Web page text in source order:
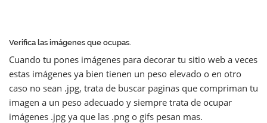
Verifica las imágenes que ocupas.
Cuando tu pones imágenes para decorar tu sitio web a veces
estas imágenes ya bien tienen un peso elevado o en otro
caso no sean .jpg, trata de buscar paginas que compriman tu
imagen a un peso adecuado y siempre trata de ocupar
imágenes .jpg ya que las .png o gifs pesan mas.